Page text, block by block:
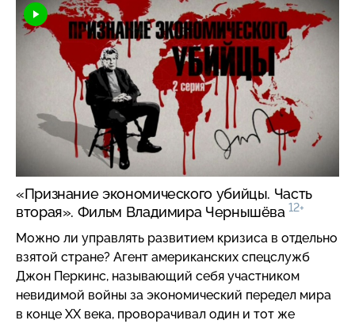
начать собственное расследование и отправиться
в путешествие по разным континентам на поиски
следов «экономических убийств». Как изменились
методы «экономического убийства» за более чем
полувековую историю? Какую роль в темных
схемах играет Всемирный банк и Международный
валютный фонд? И кто может стать следующей
жертвой в списке «экономических убийц»?
«Признание экономического убийцы. Часть
вторая». Фильм Владимира Чернышёва 12+
Можно ли управлять развитием кризиса в отдельно
взятой стране? Агент американских спецслужб
Джон Перкинс, называющий себя участником
невидимой войны за экономический передел мира
в конце ХХ века, проворачивал один и тот же